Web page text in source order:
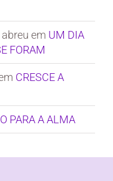
em UM DIA
FORAM
CRESCE A
PARA A ALMA